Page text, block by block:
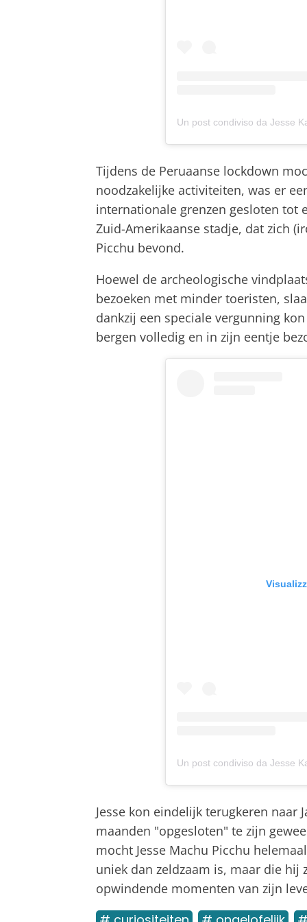
Un post condiviso da Jesse
Tijdens de Peruaanse lockdown
noodzakelijke activiteiten, was er
internationale grenzen gesloten tot
Zuid-Amerikaanse stadje, dat zich
Picchu bevond.
Hoewel de archeologische
bezoeken met minder toeristen,
dankzij een speciale vergunning
bergen volledig en in zijn eentje
Un post condiviso da Jesse
Jesse kon eindelijk terugkeren naar
maanden "opgesloten" te zijn
mocht Jesse Machu Picchu
uniek dan zeldzaam is, maar die
opwindende momenten van zijn